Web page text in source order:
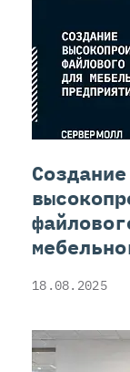
Создание
18.08.2025